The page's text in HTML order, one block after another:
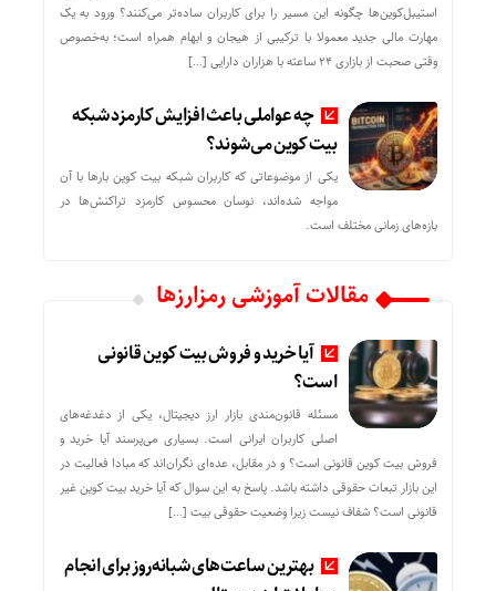
استیبل‌کوین‌ها چگونه این مسیر را برای کاربران ساده‌تر می‌کنند؟ ورود به یک
مهارت مالی جدید معمولا با ترکیبی از هیجان و ابهام همراه است؛ به‌خصوص
وقتی صحبت از بازاری ۲۴ ساعته با هزاران دارایی […]
چه عواملی باعث افزایش کارمزد شبکه
بیت کوین می‌شوند؟
یکی از موضوعاتی که کاربران شبکه بیت کوین بارها با آن
مواجه شده‌اند، نوسان محسوس کارمزد تراکنش‌ها در
بازه‌های زمانی مختلف است.
مقالات آموزشی رمزارزها
آیا خرید و فروش بیت کوین قانونی
است؟
مسئله قانون‌مندی بازار ارز دیجیتال، یکی از دغدغه‌های
اصلی کاربران ایرانی است. بسیاری می‌پرسند آیا خرید و
فروش بیت کوین قانونی است؟ و در مقابل، عده‌ای نگران‌اند که مبادا فعالیت در
این بازار تبعات حقوقی داشته باشد. پاسخ به این سوال که آیا خرید بیت کوین غیر
قانونی است؟ شفاف نیست زیرا وضعیت حقوقی بیت‌ […]
بهترین ساعت‌های شبانه‌روز برای انجام